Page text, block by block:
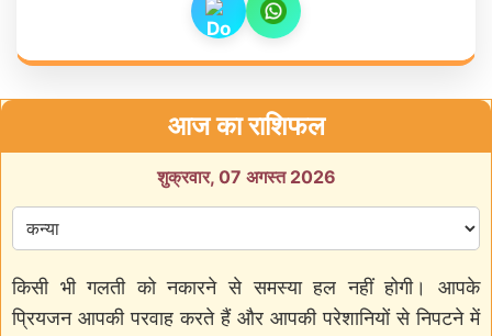
आज का राशिफल
शुक्रवार, 07 अगस्त 2026
किसी भी गलती को नकारने से समस्या हल नहीं होगी। आपके
प्रियजन आपकी परवाह करते हैं और आपकी परेशानियों से निपटने में